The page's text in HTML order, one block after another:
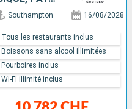
Southampton 16/08/2028
Tous les restaurants inclus
Boissons sans alcool illimitées
Pourboires inclus
Wi-Fi illimité inclus